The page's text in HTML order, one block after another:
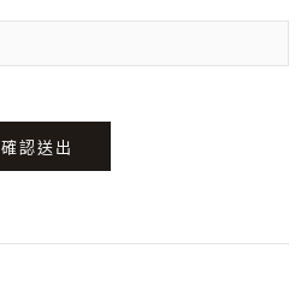
確認送出